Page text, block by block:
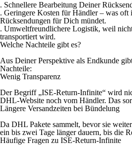
. Schnellere Bearbeitung Deiner
. Geringere Kosten für Händler – was oft
Rücksendungen für Dich mündet.
. Umweltfreundlichere Logistik, weil
transportiert wird.
Welche Nachteile gibt es?
Aus Deiner Perspektive als Endkunde
Nachteile:
Wenig Transparenz
Der Begriff „ISE-Return-Infinite“ wird
DHL-Website noch vom Händler. Das
Längere Versandzeiten bei Bündelung
Da DHL Pakete sammelt, bevor sie
ein bis zwei Tage länger dauern, bis die
Häufige Fragen zu ISE-Return-Infinite